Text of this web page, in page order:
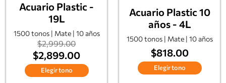
Acuario Plastic -
19L
1500 tonos | Mate | 10 años
$2,999.00
$2,899.00
Elegir tono
Acuario Plastic 10
años - 4L
1500 tonos | Mate | 10 años
$818.00
Elegir tono